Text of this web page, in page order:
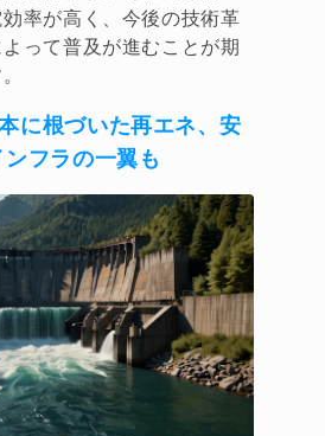
率が高く、今後の技術革
って普及が進むことが期
に根づいた再エネ、安
フラの一翼も